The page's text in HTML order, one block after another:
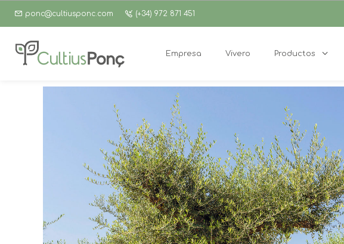
ponc@cultiusponc.com (+34) 972 871 451
Empresa Vivero Productos